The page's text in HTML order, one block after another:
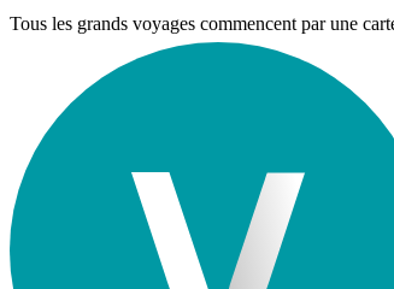
Tous les grands voyages commencent par une